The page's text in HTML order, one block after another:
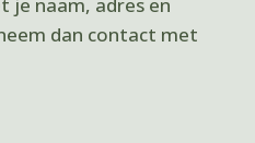
dan contact met